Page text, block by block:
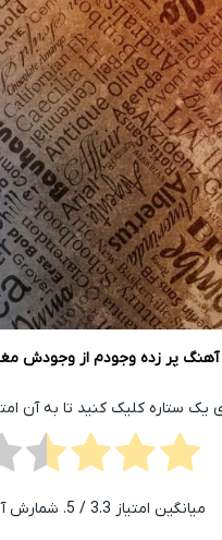
پر زده وجودم از وجودش
یک ستاره کلیک کنید تا به آن
میانگین امتیاز 3.3 / 5. شمارش آرا: